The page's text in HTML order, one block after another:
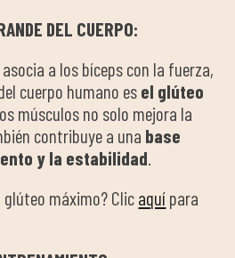
DEL CUERPO:
a los bíceps con la fuerza,
cuerpo humano es el glúteo
músculos no solo mejora la
contribuye a una base
y la estabilidad
glúteo máximo?Clic aquí para